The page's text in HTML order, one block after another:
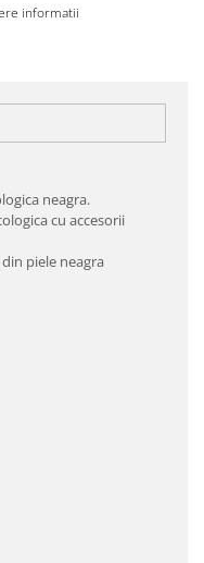
informatii
neagra.
cu accesorii
piele neagra